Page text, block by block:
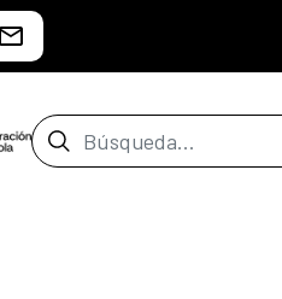
Barra de búsqueda